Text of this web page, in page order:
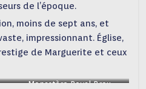
de l’époque.
moins de sept ans, et
impressionnant. Église,
de Marguerite et ceux
Monastère Royal Brou